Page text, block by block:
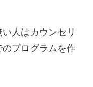
人はカウンセリ
プログラムを作